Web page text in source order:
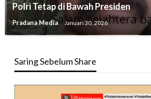
Polri Tetap di Bawah Presiden
Pradana Media Januari 30, 2026
Saring Sebelum Share